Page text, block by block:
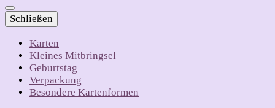
Schließen
Karten
Kleines Mitbringsel
Geburtstag
Verpackung
Besondere Kartenformen